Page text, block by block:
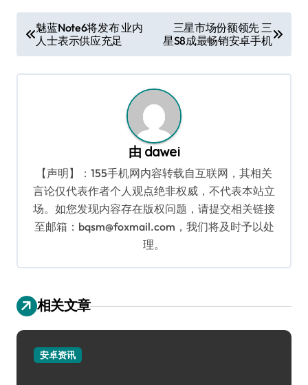
章
导
魅蓝Note6将发布 业内
人士表示供应充足
三星市场份额领先 三
星S8成最畅销安卓手机
由 dawei
【声明】：155手机网内容转载自互联网，其相关
言论仅代表作者个人观点绝非权威，不代表本站立
场。如您发现内容存在版权问题，请提交相关链接
至邮箱：bqsm@foxmail.com，我们将及时予以处
理。
相关文章
安卓资讯